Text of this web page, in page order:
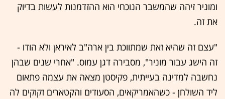
ומוניר זיהה שהמשבר הנוכחי הוא ההזדמנות לעשות בדיוק
את זה.
"עצם זה שהיא זאת שמתווכת בין ארה"ב לאיראן ולא הודו -
זה הישג עבור מוניר", מסבירה דגן עמוס. "אחרי שנים שבהן
נחשבה למדינה בעייתית, פקיסטן מצאה את עצמה פתאום
ליד השולחן - כשהאמריקאים, הסעודים והקטארים זקוקים לה